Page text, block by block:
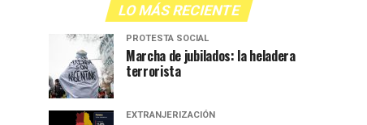
LO MÁS RECIENTE
PROTESTA SOCIAL
Marcha de jubilados: la heladera
terrorista
EXTRANJERIZACIÓN